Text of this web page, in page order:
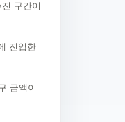
구간이
진입한
금액이